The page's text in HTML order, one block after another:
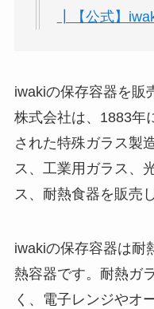
┃【公式】
iwakiの保存容器を販
株式会社は、1883年
された特殊ガラス製
ス、工業用ガラス、
ス、耐熱食器を販売
iwakiの保存容器は耐
熱容器です。耐熱ガ
く、電子レンジやオ